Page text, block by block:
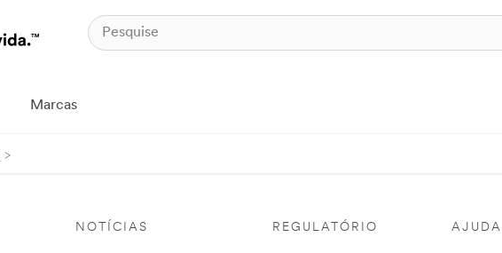
Marcas
NOTÍCIAS REGULATÓRIO AJUDA